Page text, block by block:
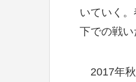
いていく
下での戦い
2017年秋